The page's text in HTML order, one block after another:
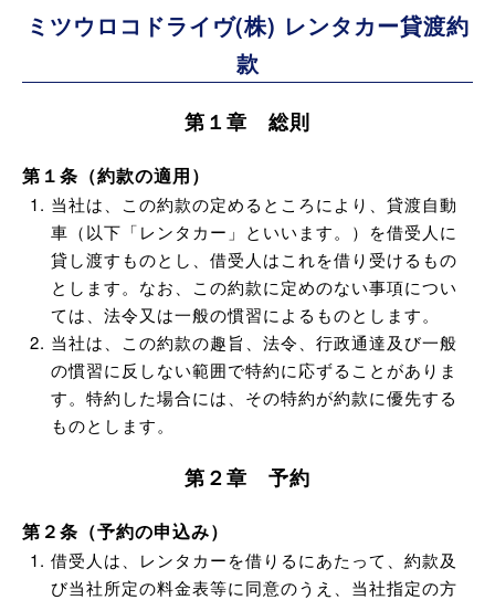
ミツウロコドライヴ(株) レンタカー貸渡約
款
第１章 総則
第１条（約款の適用）
当社は、この約款の定めるところにより、貸渡自動
車（以下「レンタカー」といいます。）を借受人に
貸し渡すものとし、借受人はこれを借り受けるもの
とします。なお、この約款に定めのない事項につい
ては、法令又は一般の慣習によるものとします。
当社は、この約款の趣旨、法令、行政通達及び一般
の慣習に反しない範囲で特約に応ずることがありま
す。特約した場合には、その特約が約款に優先する
ものとします。
第２章 予約
第２条（予約の申込み）
借受人は、レンタカーを借りるにあたって、約款及
び当社所定の料金表等に同意のうえ、当社指定の方